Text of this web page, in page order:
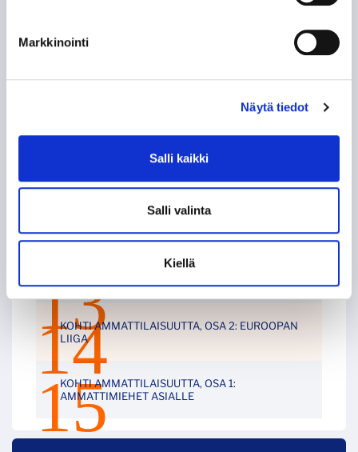
Markkinointi
Näytä tiedot
Salli kaikki
Salli valinta
Kiellä
60-VUOTISJUHLAKIRJAN KYNNYKSELLÄ VANHA
VUOTTA SITTEN
KOHTI AMMATTILAISUUTTA, OSA 2: EUROOPAN
LIIGA
KOHTI AMMATTILAISUUTTA, OSA 1:
AMMATTIMIEHET ASIALLE